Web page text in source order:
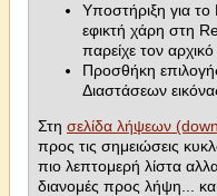
Υποστήριξη για
εφικτή χάρη στη
παρείχε τον
Προσθήκη
Διαστάσεων
Στη σελίδα λήψεων
προς τις σημειώσεις
πιο λεπτομερή λίστα
διανομές προς λήψη...